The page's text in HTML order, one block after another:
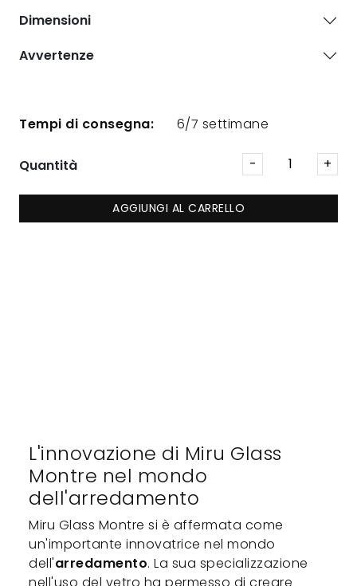
L'innovazione di Miru Glass
Montre nel mondo
dell'arredamento
Miru Glass Montre si è affermata come
un'importante innovatrice nel mondo
dell'arredamento. La sua specializzazione
nell'uso del vetro ha permesso di creare
Dimensioni
Avvertenze
Tempi di consegna: 6/7 settimane
Quantità
AGGIUNGI AL CARRELLO